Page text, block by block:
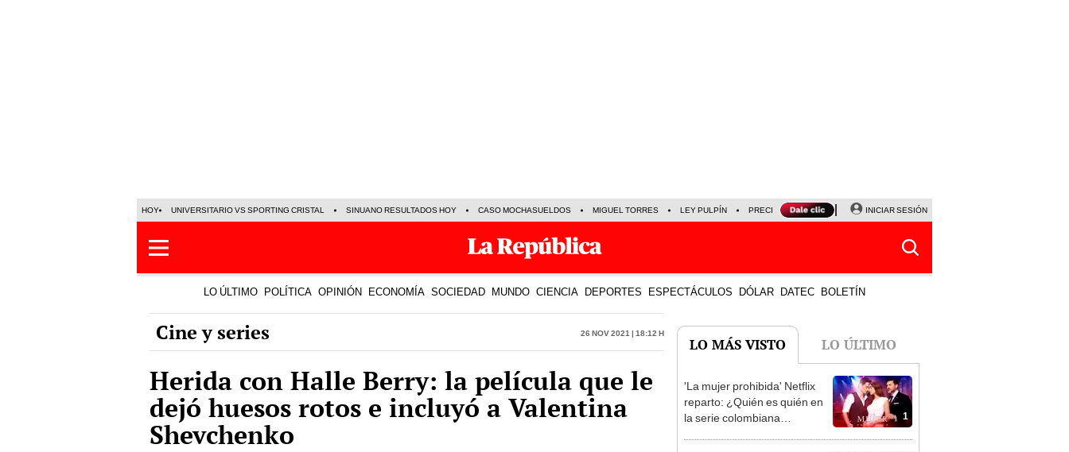
HOY UNIVERSITARIO VS SPORTING CRISTAL SINUANO RESULTADOS HOY CASO MOCHASUELDOS MIGUEL TORRES LEY PULPÍN PRECIO DEL DÓLAR CORTE DE LUZ VIERNES 7 DE AGOSTO
INICIAR SESIÓN
LO ÚLTIMO POLÍTICA OPINIÓN ECONOMÍA SOCIEDAD MUNDO CIENCIA DEPORTES ESPECTÁCULOS DÓLAR DATEC BOLETÍN
Cine y series 26 Nov 2021 | 18:12 h
Herida con Halle Berry: la película que le
dejó huesos rotos e incluyó a Valentina
Shevchenko
LO MÁS VISTO LO ÚLTIMO
1
'La mujer prohibida' Netflix
reparto: ¿Quién es quién en
la serie colombiana